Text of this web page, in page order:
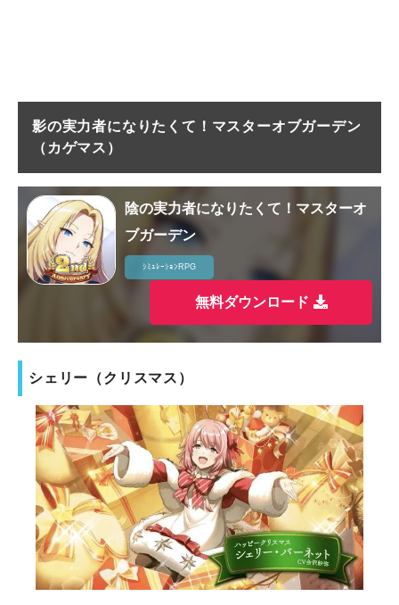
影の実力者になりたくて！マスターオブガーデン
（カゲマス）
陰の実力者になりたくて！マスターオ
ブガーデン
ｼﾐｭﾚｰｼｮﾝRPG
無料ダウンロード
シェリー（クリスマス）